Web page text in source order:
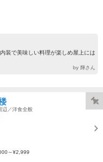
装で美味しい料理が楽しめ屋上には
by 輝さん
辺／洋食全般
～¥2,999